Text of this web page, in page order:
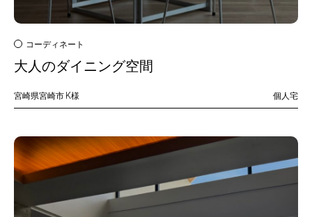
コーディネート
大人のダイニング空間
宮崎県宮崎市 K様 個人宅